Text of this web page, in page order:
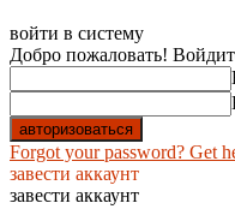
войти в систему
Добро пожаловать!
Forgot your password? Get
завести аккаунт
завести аккаунт